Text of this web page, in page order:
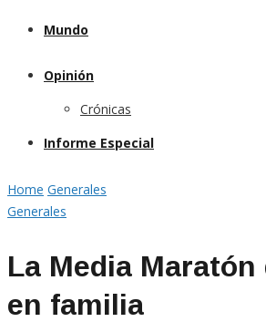
Mundo
Opinión
Crónicas
Informe Especial
Home Generales
Generales
La Media
en familia